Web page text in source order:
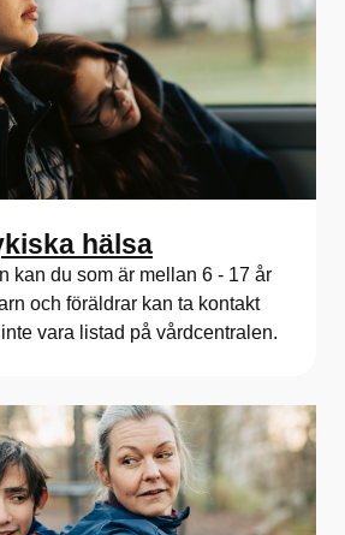
hälsa
kan du som är mellan 6 - 17 år
och föräldrar kan ta kontakt
vara listad på vårdcentralen.